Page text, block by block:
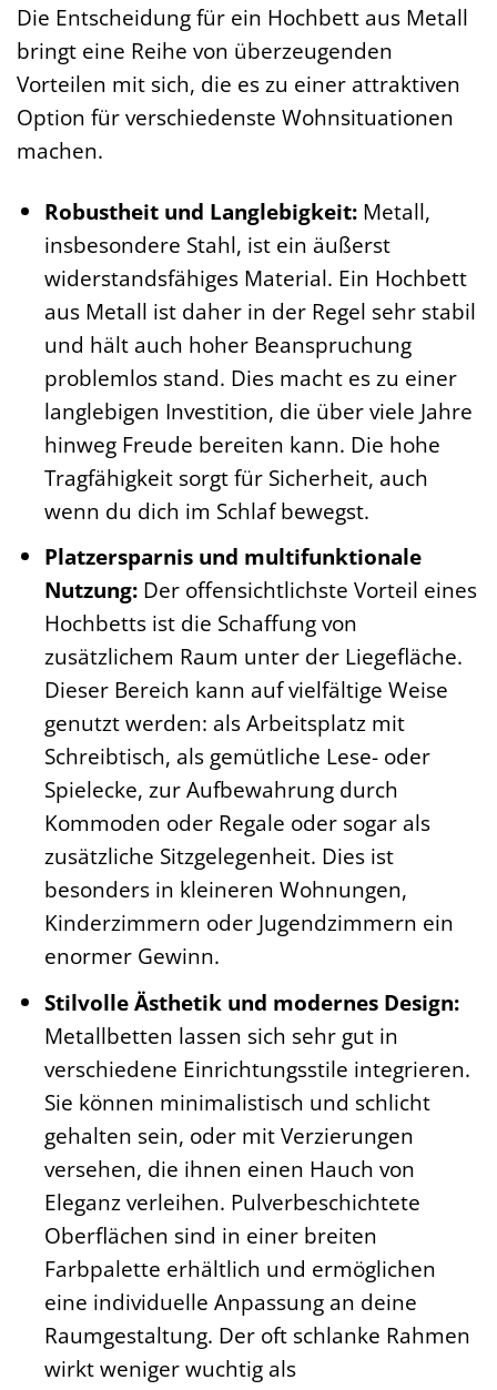
Die Entscheidung für ein Hochbett aus Metall
bringt eine Reihe von überzeugenden
Vorteilen mit sich, die es zu einer attraktiven
Option für verschiedenste Wohnsituationen
machen.
Robustheit und Langlebigkeit: Metall,
insbesondere Stahl, ist ein äußerst
widerstandsfähiges Material. Ein Hochbett
aus Metall ist daher in der Regel sehr stabil
und hält auch hoher Beanspruchung
problemlos stand. Dies macht es zu einer
langlebigen Investition, die über viele Jahre
hinweg Freude bereiten kann. Die hohe
Tragfähigkeit sorgt für Sicherheit, auch
wenn du dich im Schlaf bewegst.
Platzersparnis und multifunktionale
Nutzung: Der offensichtlichste Vorteil eines
Hochbetts ist die Schaffung von
zusätzlichem Raum unter der Liegefläche.
Dieser Bereich kann auf vielfältige Weise
genutzt werden: als Arbeitsplatz mit
Schreibtisch, als gemütliche Lese- oder
Spielecke, zur Aufbewahrung durch
Kommoden oder Regale oder sogar als
zusätzliche Sitzgelegenheit. Dies ist
besonders in kleineren Wohnungen,
Kinderzimmern oder Jugendzimmern ein
enormer Gewinn.
Stilvolle Ästhetik und modernes Design:
Metallbetten lassen sich sehr gut in
verschiedene Einrichtungsstile integrieren.
Sie können minimalistisch und schlicht
gehalten sein, oder mit Verzierungen
versehen, die ihnen einen Hauch von
Eleganz verleihen. Pulverbeschichtete
Oberflächen sind in einer breiten
Farbpalette erhältlich und ermöglichen
eine individuelle Anpassung an deine
Raumgestaltung. Der oft schlanke Rahmen
wirkt weniger wuchtig als